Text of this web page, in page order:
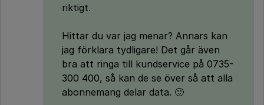
riktigt.
Hittar du var jag menar? Annars kan
jag förklara tydligare! Det går även
bra att ringa till kundservice på 0735-
300 400, så kan de se över så att alla
abonnemang delar data. 🙂